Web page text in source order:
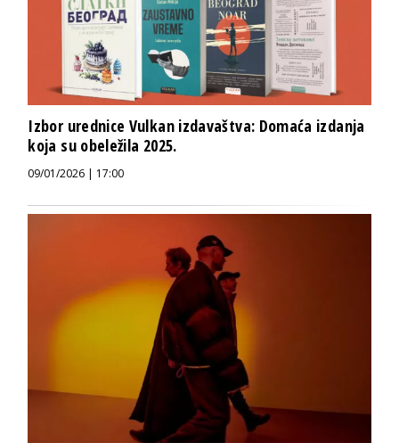
Izbor urednice Vulkan izdavaštva: Domaća izdanja
koja su obeležila 2025.
09/01/2026 | 17:00